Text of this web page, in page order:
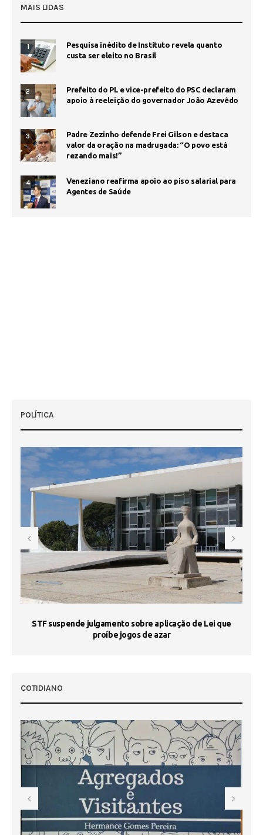
MAIS LIDAS
1
Pesquisa inédito de Instituto revela quanto
custa ser eleito no Brasil
2
Prefeito do PL e vice-prefeito do PSC declaram
apoio à reeleição do governador João Azevêdo
3
Padre Zezinho defende Frei Gilson e destaca
valor da oração na madrugada: “O povo está
rezando mais!”
4
Veneziano reafirma apoio ao piso salarial para
Agentes de Saúde
POLÍTICA
STF suspende julgamento sobre aplicação de Lei que
proíbe jogos de azar
COTIDIANO